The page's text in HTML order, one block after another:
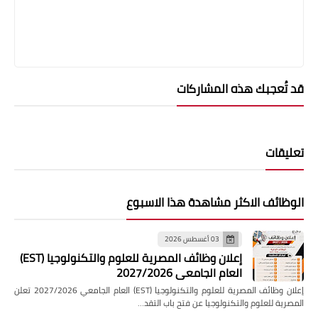
قد تُعجبك هذه المشاركات
تعليقات
الوظائف الاكثر مشاهدة هذا الاسبوع
03 أغسطس 2026
إعلان وظائف المصرية للعلوم والتكنولوجيا (EST)
العام الجامعي 2027/2026
إعلان وظائف المصرية للعلوم والتكنولوجيا (EST) العام الجامعي 2027/2026 تعلن
المصرية للعلوم والتكنولوجيا عن فتح باب التقد…